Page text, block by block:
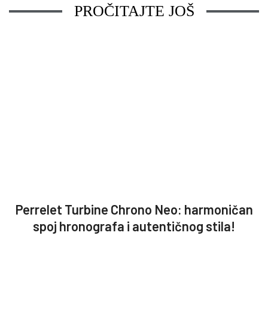
PROČITAJTE JOŠ
Perrelet Turbine Chrono Neo: harmoničan
spoj hronografa i autentičnog stila!